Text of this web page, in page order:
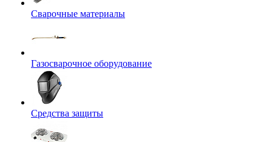
Сварочные материалы
Газосварочное оборудование
Средства защиты